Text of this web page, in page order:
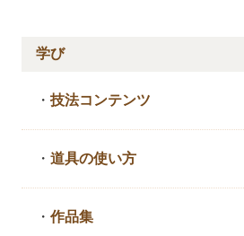
学び
・技法コンテンツ
・道具の使い方
・作品集